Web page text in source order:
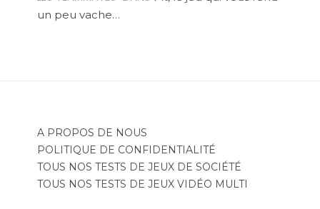
un peu vache…
A PROPOS DE NOUS
POLITIQUE DE CONFIDENTIALITÉ
TOUS NOS TESTS DE JEUX DE SOCIÉTÉ
TOUS NOS TESTS DE JEUX VIDÉO MULTI